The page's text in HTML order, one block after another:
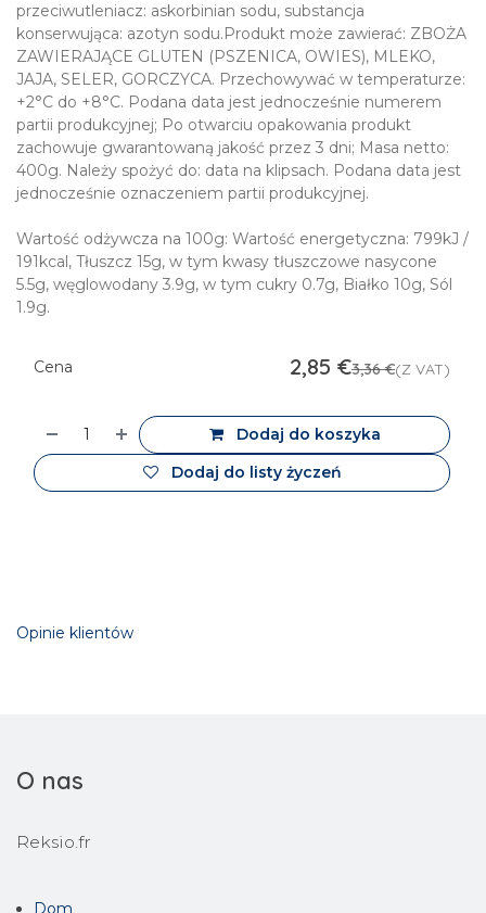
przeciwutleniacz: askorbinian sodu, substancja
konserwująca: azotyn sodu.Produkt może zawierać: ZBOŻA
ZAWIERAJĄCE GLUTEN (PSZENICA, OWIES), MLEKO,
JAJA, SELER, GORCZYCA. Przechowywać w temperaturze:
+2°C do +8°C. Podana data jest jednocześnie numerem
partii produkcyjnej; Po otwarciu opakowania produkt
zachowuje gwarantowaną jakość przez 3 dni; Masa netto:
400g. Należy spożyć do: data na klipsach. Podana data jest
jednocześnie oznaczeniem partii produkcyjnej.
Wartość odżywcza na 100g: Wartość energetyczna: 799kJ /
191kcal, Tłuszcz 15g, w tym kwasy tłuszczowe nasycone
5.5g, węglowodany 3.9g, w tym cukry 0.7g, Białko 10g, Sól
1.9g.
Dodaj do koszyka
Dodaj do listy życzeń
Cena 2,85 €3,36€(Z VAT)
Opinie klientów
O nas
Reksio.fr
Dom